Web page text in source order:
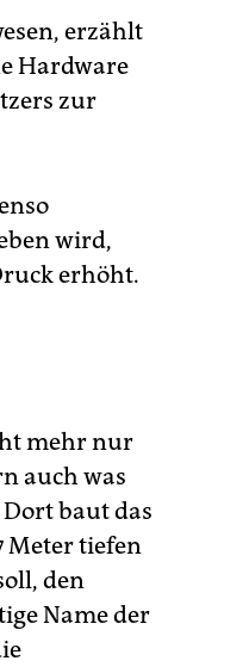
erzählt
Hardware
zur
wird,
erhöht.
mehr nur
auch was
baut das
Meter tiefen
den
Name der